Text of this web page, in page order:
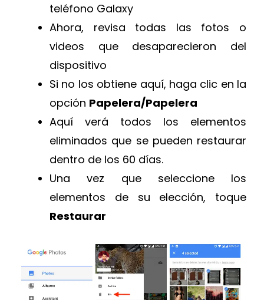
teléfono Galaxy
Ahora, revisa todas las fotos o
videos que desaparecieron del
dispositivo
Si no los obtiene aquí, haga clic en la
opción Papelera/Papelera
Aquí verá todos los elementos
eliminados que se pueden restaurar
dentro de los 60 días.
Una vez que seleccione los
elementos de su elección, toque
Restaurar